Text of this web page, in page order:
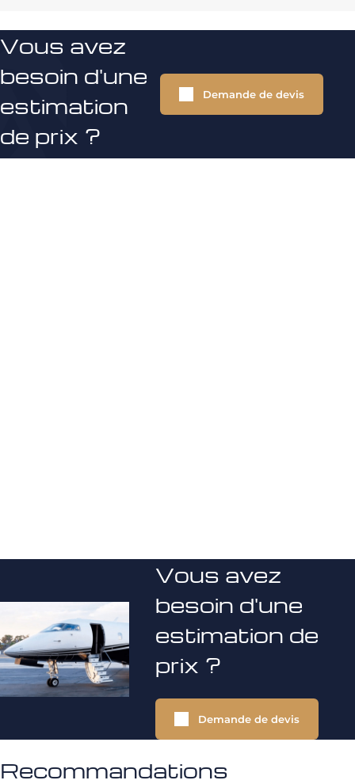
Vous avez
besoin d'une
estimation
de prix ?
Demande de devis
Vous avez
besoin d'une
estimation de
prix ?
Demande de devis
Recommandations